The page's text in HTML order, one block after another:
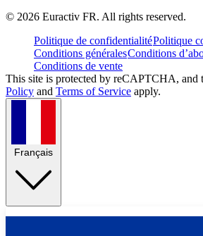
© 2026 Euractiv FR. All rights reserved.
Politique de confidentialitéPolitique
Conditions généralesConditions
Conditions de vente
This site is protected by reCAPTCHA, and
Policy and Terms of Service apply.
Français